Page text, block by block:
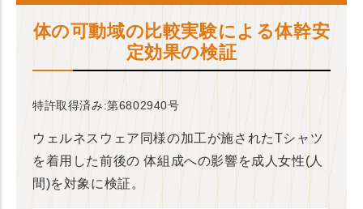
体の可動域の比較実験による体幹安
定効果の検証
特許取得済み:第6802940号
ウェルネスウェア同様の加工が施されたTシャツ
を着用した前後の 体組成への影響を成人女性(人
間)を対象に検証。